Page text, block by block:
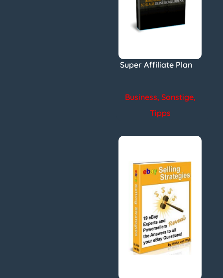
Super Affiliate Plan
Business, Sonstige,
Tipps